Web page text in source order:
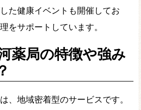
た健康イベントも開催してお
をサポートしています。
薬局の特徴や強み
、地域密着型のサービスです。